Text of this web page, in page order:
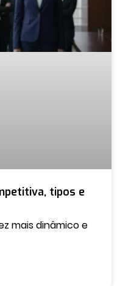
tipos e
mais dinâmico e